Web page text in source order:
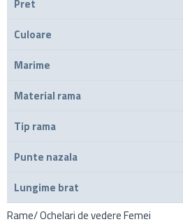
Pret
Culoare
Marime
Material rama
Tip rama
Punte nazala
Lungime brat
Rame/ Ochelari de vedere Femei